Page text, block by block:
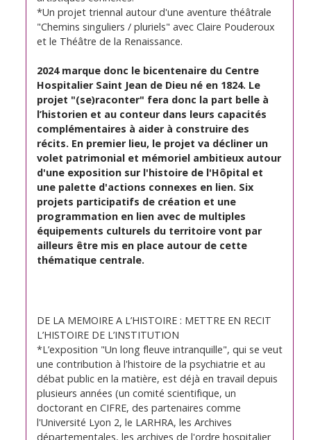
*Un projet triennal autour d'une aventure théâtrale
"Chemins singuliers / pluriels" avec Claire Pouderoux
et le Théâtre de la Renaissance.
2024 marque donc le bicentenaire du Centre
Hospitalier Saint Jean de Dieu né en 1824. Le
projet "(se)raconter" fera donc la part belle à
l’historien et au conteur dans leurs capacités
complémentaires à aider à construire des
récits. En premier lieu, le projet va décliner un
volet patrimonial et mémoriel ambitieux autour
d'une exposition sur l'histoire de l'Hôpital et
une palette d'actions connexes en lien. Six
projets participatifs de création et une
programmation en lien avec de multiples
équipements culturels du territoire vont par
ailleurs être mis en place autour de cette
thématique centrale.
DE LA MEMOIRE A L’HISTOIRE : METTRE EN RECIT
L’HISTOIRE DE L’INSTITUTION
*L’exposition "Un long fleuve intranquille", qui se veut
une contribution à l'histoire de la psychiatrie et au
débat public en la matière, est déjà en travail depuis
plusieurs années (un comité scientifique, un
doctorant en CIFRE, des partenaires comme
l'Université Lyon 2, le LARHRA, les Archives
départementales, les archives de l'ordre hospitalier